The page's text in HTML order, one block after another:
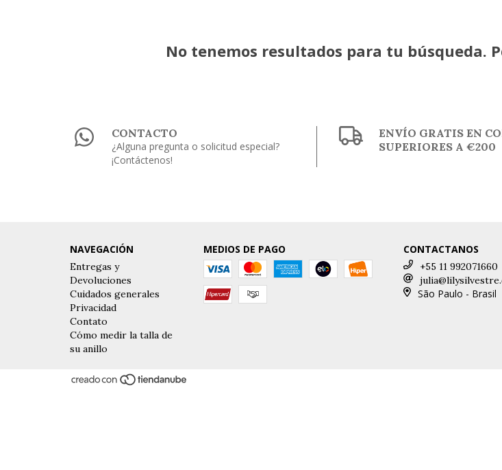
No tenemos resultados para tu búsqueda.
CONTACTO
¿Alguna pregunta o solicitud especial?
¡Contáctenos!
ENVÍO GRATIS EN
SUPERIORES A €200
NAVEGACIÓN
Entregas y
Devoluciones
Cuidados generales
Privacidad
Contato
Cómo medir la talla de
su anillo
MEDIOS DE PAGO CONTACTANOS
+55 11 992071660
São Paulo - Brasil